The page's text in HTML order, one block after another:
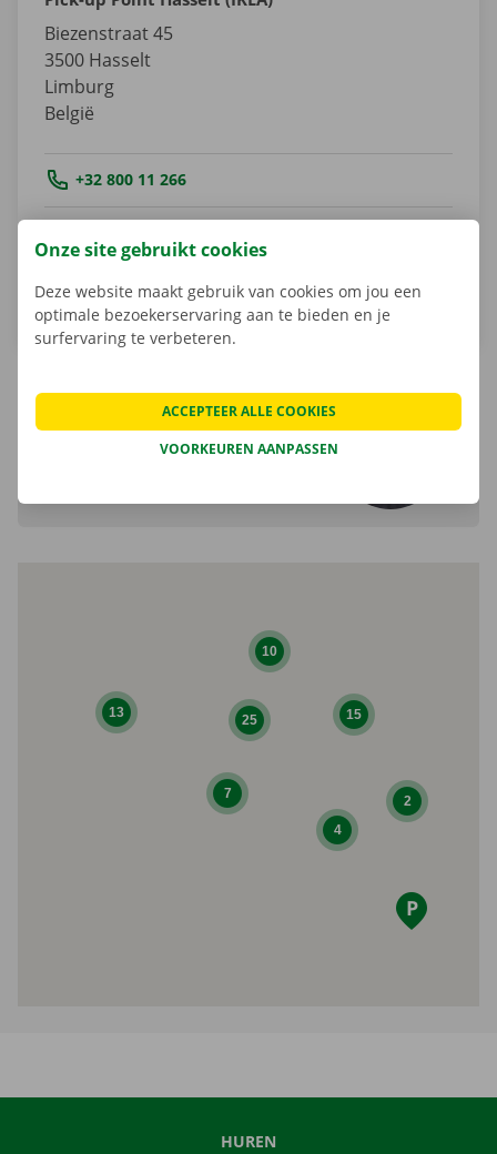
Biezenstraat 45
3500 Hasselt
Limburg
België
Tel.: +32 800 11 266
Routebeschrijving
Seppe Hidegh
25 15
13
7
10
4
2
HUREN
Onze site gebruikt cookies
Deze website maakt gebruik van cookies om jou een
optimale bezoekerservaring aan te bieden en je
surfervaring te verbeteren.
VOORKEUREN AANPASSEN
ACCEPTEER ALLE COOKIES